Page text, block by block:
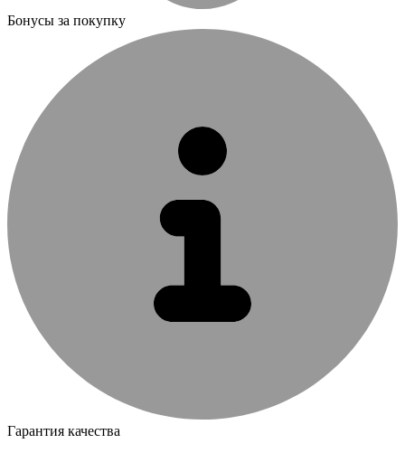
Бонусы за покупку
Гарантия качества